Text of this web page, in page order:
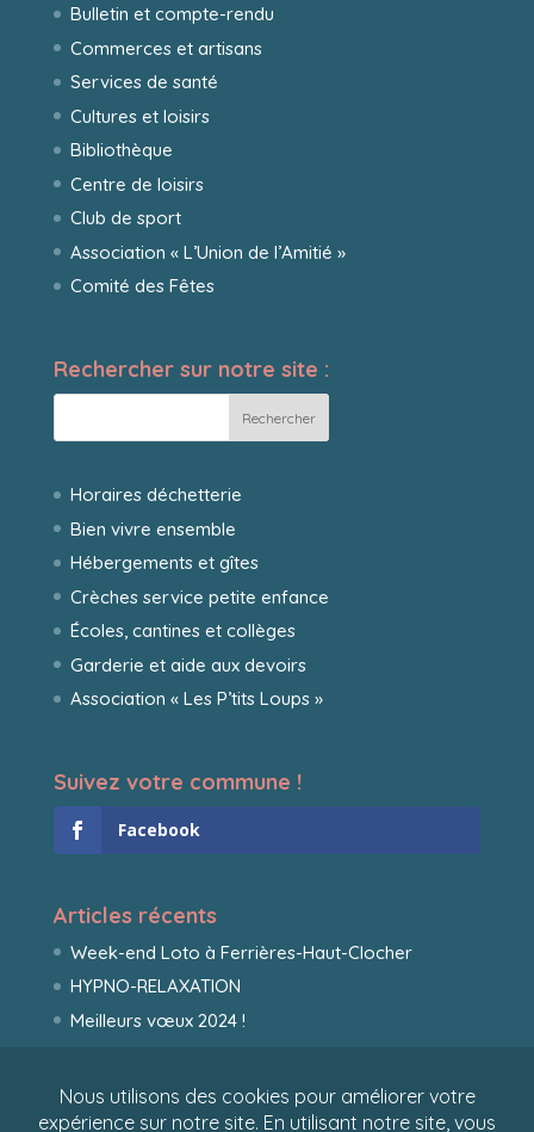
Bulletin et compte-rendu
Commerces et artisans
Services de santé
Cultures et loisirs
Bibliothèque
Centre de loisirs
Club de sport
Association « L’Union de l’Amitié »
Comité des Fêtes
Rechercher sur notre site :
Horaires déchetterie
Bien vivre ensemble
Hébergements et gîtes
Crèches service petite enfance
Écoles, cantines et collèges
Garderie et aide aux devoirs
Association « Les P’tits Loups »
Suivez votre commune !
Facebook
Articles récents
Week-end Loto à Ferrières-Haut-Clocher
HYPNO-RELAXATION
Meilleurs vœux 2024 !